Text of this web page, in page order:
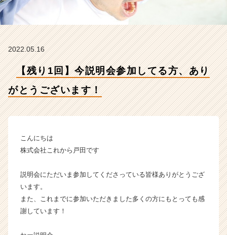
れ
ら
ム
ラ
イ
ャ
成
企
2022.05.16
【残り1回】今説明会参加してる方、あり
がとうございます！
こんにちは
株式会社これから戸田です
説明会にただいま参加してくださっている皆様ありがとうござ
います。
また、これまでに参加いただきました多くの方にもとっても感
謝しています！